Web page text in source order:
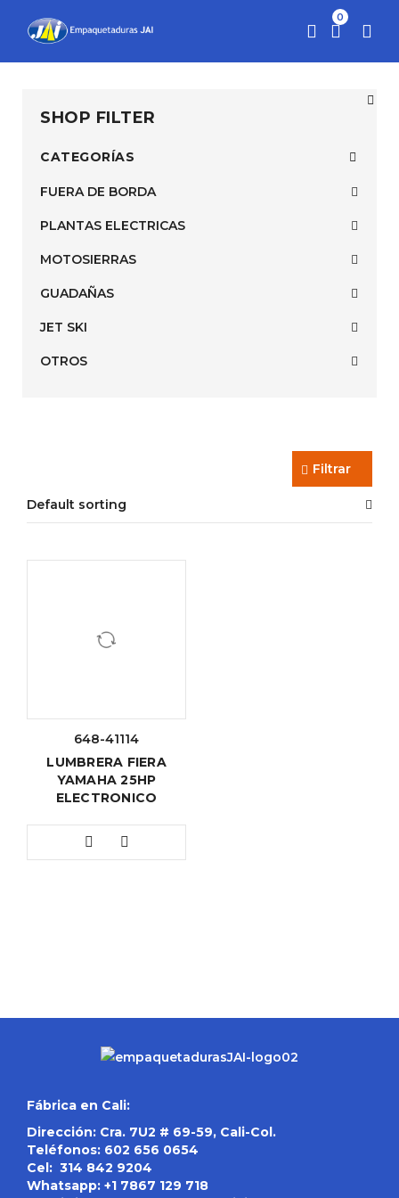
0
SHOP FILTER
CATEGORÍAS
FUERA DE BORDA
PLANTAS ELECTRICAS
MOTOSIERRAS
GUADAÑAS
JET SKI
OTROS
Filtrar
Default sorting
648-41114
LUMBRERA FIERA
YAMAHA 25HP
ELECTRONICO
Fábrica en Cali:
Dirección: Cra. 7U2 # 69-59, Cali-Col.
Teléfonos: 602 656 0654
Cel: 314 842 9204
Whatsapp: +1 7867 129 718